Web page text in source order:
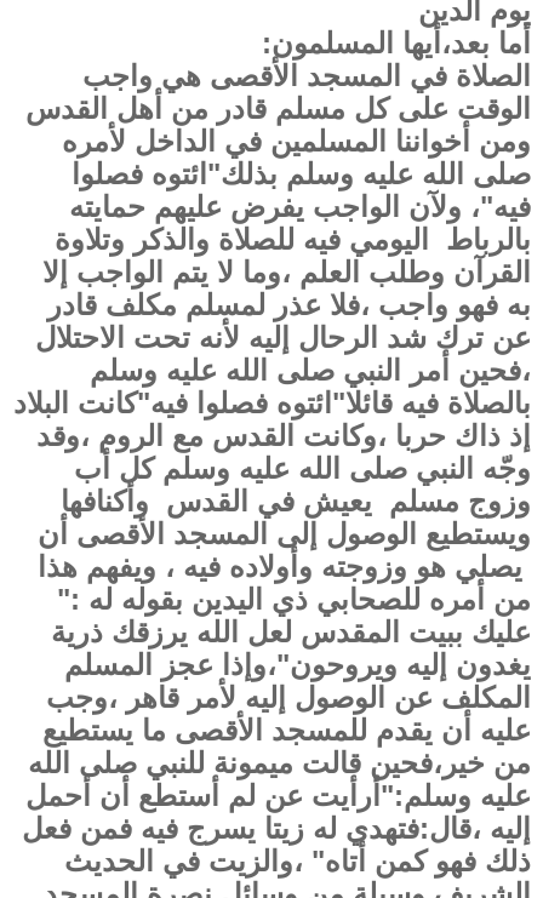
يوم الدين
أما بعد،أيها المسلمون:
الصلاة في المسجد الأقصى هي واجب
الوقت على كل مسلم قادر من أهل القدس
ومن أخواننا المسلمين في الداخل لأمره
صلى الله عليه وسلم بذلك"ائتوه فصلوا
فيه"، ولآن الواجب يفرض عليهم حمايته
بالرباط اليومي فيه للصلاة والذكر وتلاوة
القرآن وطلب العلم ،وما لا يتم الواجب إلا
به فهو واجب ،فلا عذر لمسلم مكلف قادر
عن ترك شد الرحال إليه لأنه تحت الاحتلال
،فحين أمر النبي صلى الله عليه وسلم
بالصلاة فيه قائلا"ائتوه فصلوا فيه"كانت البلاد
إذ ذاك حربا ،وكانت القدس مع الروم ،وقد
وجّه النبي صلى الله عليه وسلم كل أب
وزوج مسلم يعيش في القدس وأكنافها
ويستطيع الوصول إلى المسجد الأقصى أن
يصلي هو وزوجته وأولاده فيه ، ويفهم هذا
من أمره للصحابي ذي اليدين بقوله له :"
عليك ببيت المقدس لعل الله يرزقك ذرية
يغدون إليه ويروحون"،وإذا عجز المسلم
المكلف عن الوصول إليه لأمر قاهر ،وجب
عليه أن يقدم للمسجد الأقصى ما يستطيع
من خير،فحين قالت ميمونة للنبي صلى الله
عليه وسلم:"أرأيت عن لم أستطع أن أحمل
إليه ،قال:فتهدي له زيتا يسرج فيه فمن فعل
ذلك فهو كمن أتاه" ،والزيت في الحديث